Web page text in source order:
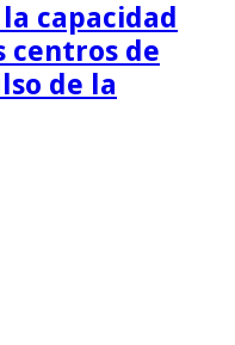
capacidad
centros de
de la